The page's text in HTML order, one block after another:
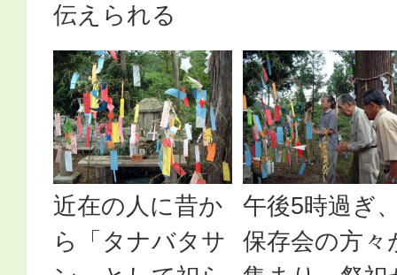
伝えられる
近在の人に昔か
ら「タナバタサ
午後5時過ぎ
保存会の方々